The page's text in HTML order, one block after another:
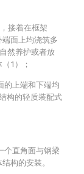
接着在框架
面上均浇筑多
然养护或者放
1）；
的上端和下端均
构的轻质装配式
个直角面与钢梁
构的安装。